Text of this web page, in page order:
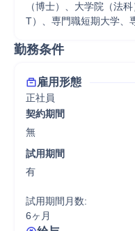
（博士）、大学院（法
T）、専門職短期大学、
勤務条件
雇用形態
正社員
契約期間
無
試用期間
有
試用期間月数:
6ヶ月